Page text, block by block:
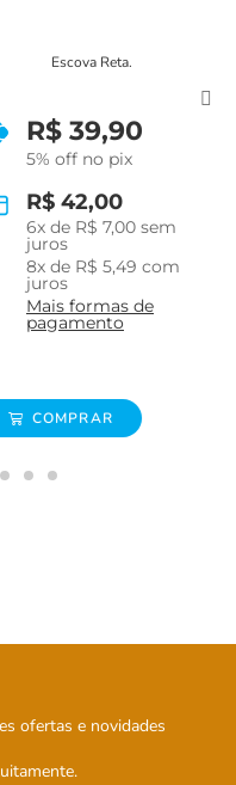
Escova Reta.
R$39,90
5% off no pix
R$42,00
6x de R$ 7,00sem
juros
8x de R$ 5,49 com
juros
Mais formas de
pagamento
COMPRAR
ofertas e novidades